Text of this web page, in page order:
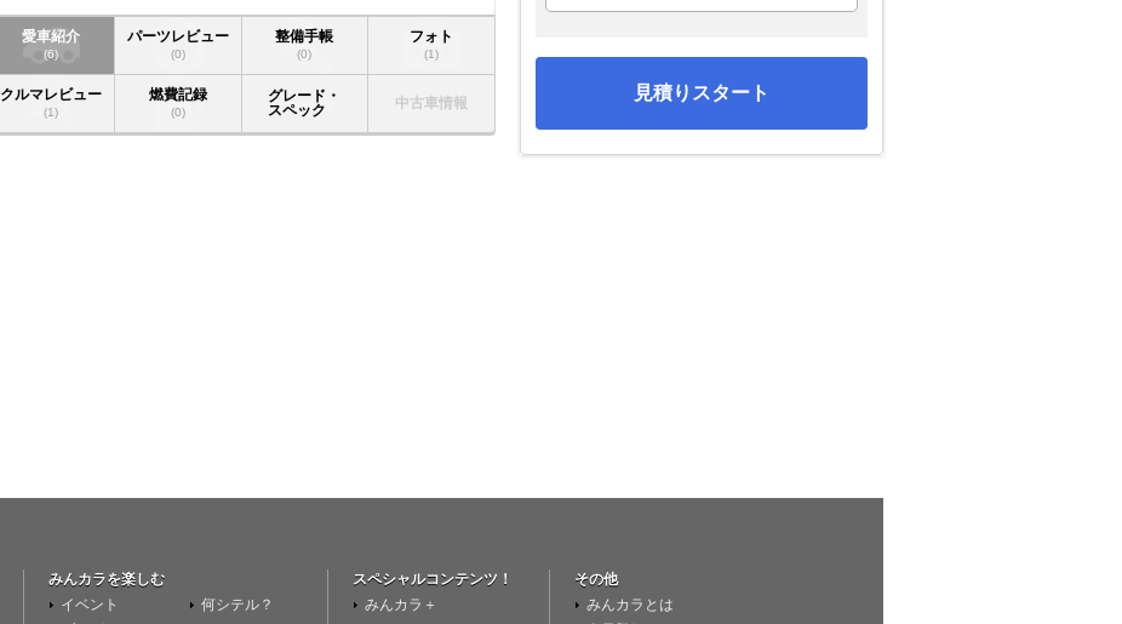
愛車紹介
(6)
パーツレビュー
(0)
整備手帳
(0)
フォト
(1)
クルマレビュー
(1)
燃費記録
(0)
グレード・
スペック
中古車情報
見積りスタート
みんカラを楽しむ
イベント
何シテル？
スペシャルコンテンツ！
みんカラ＋
その他
みんカラとは